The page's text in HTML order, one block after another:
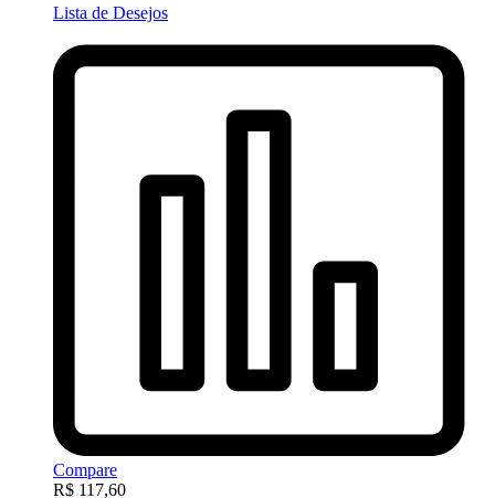
Lista de Desejos
Compare
R$ 117,60